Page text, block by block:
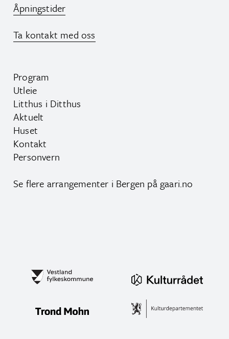
Åpningstider
Ta kontakt med oss
Program
Utleie
Litthus i Ditthus
Aktuelt
Huset
Kontakt
Personvern
Se flere arrangementer i Bergen på gaari.no